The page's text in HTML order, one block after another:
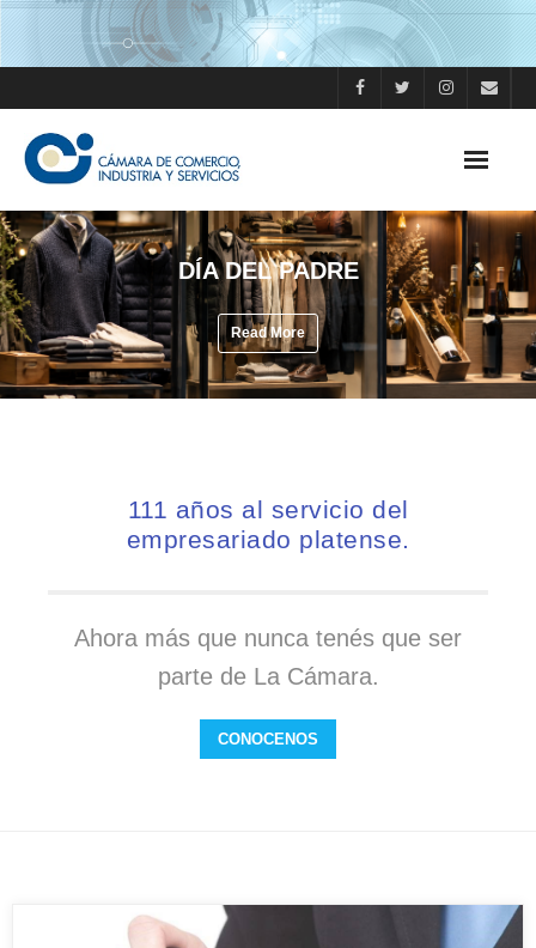
Skip
DÍA DEL PADRE
Read More
111 años al servicio del
empresariado platense.
Ahora más que nunca tenés que ser
parte de La Cámara.
CONOCENOS